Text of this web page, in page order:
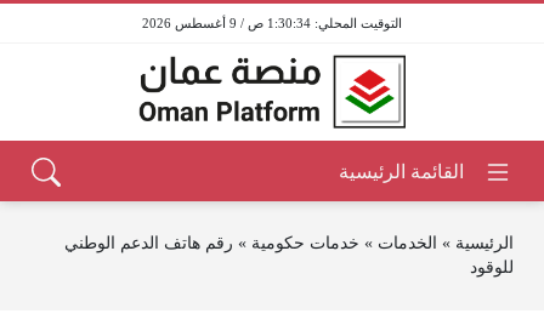
1:30:34 ص / 9 أغسطس 2026
الرئيسية » الخدمات » خدمات حكومية » رقم هاتف الدعم الوطني
للوقود